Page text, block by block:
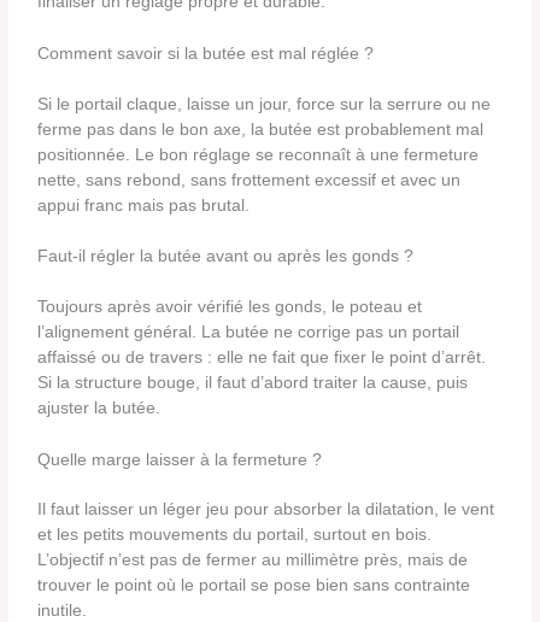
Comment savoir si la butée est mal réglée ?
Si le portail claque, laisse un jour, force sur la serrure ou ne
ferme pas dans le bon axe, la butée est probablement mal
positionnée. Le bon réglage se reconnaît à une fermeture
nette, sans rebond, sans frottement excessif et avec un
appui franc mais pas brutal.
Faut-il régler la butée avant ou après les gonds ?
Toujours après avoir vérifié les gonds, le poteau et
l’alignement général. La butée ne corrige pas un portail
affaissé ou de travers : elle ne fait que fixer le point d’arrêt.
Si la structure bouge, il faut d’abord traiter la cause, puis
ajuster la butée.
Quelle marge laisser à la fermeture ?
Il faut laisser un léger jeu pour absorber la dilatation, le vent
et les petits mouvements du portail, surtout en bois.
L’objectif n’est pas de fermer au millimètre près, mais de
trouver le point où le portail se pose bien sans contrainte
inutile.